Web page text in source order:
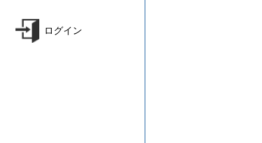
ログイン